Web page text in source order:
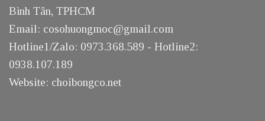
Bình Tân, TPHCM
Email: cosohuongmoc@gmail.com
Hotline1/Zalo: 0973.368.589 - Hotline2:
0938.107.189
Website: choibongco.net